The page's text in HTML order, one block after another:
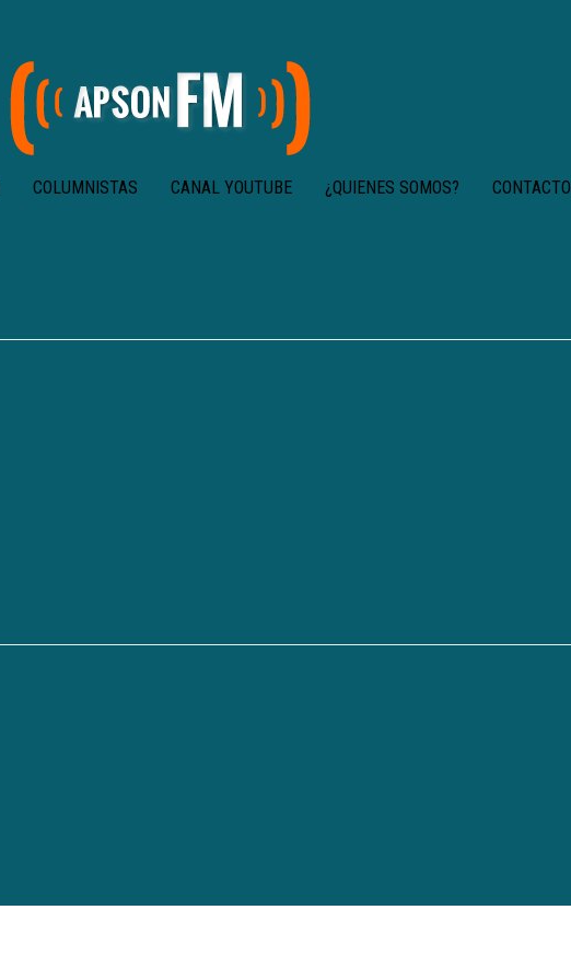
COLUMNISTAS CANAL YOUTUBE ¿QUIENES SOMOS? CONTACTO